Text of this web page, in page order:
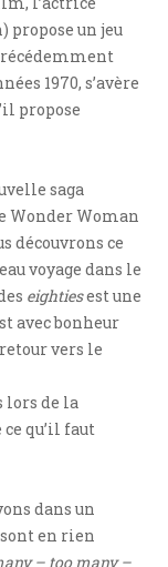
propose un jeu
1970, s’avère
propose
saga
Wonder Woman
découvrons ce
voyage dans le
eightiesest une
avec bonheur
vers le
lors de la
qu’il faut
dans un
en rien
– too many –